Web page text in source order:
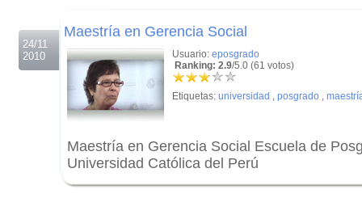
24/11
2010
Maestría en Gerencia Social
Usuario: eposgrado
Ranking: 2.9/5.0 (61 votos)
Etiquetas: universidad , posgrado ,
Maestría en Gerencia Social Escuela de
Universidad Católica del Perú